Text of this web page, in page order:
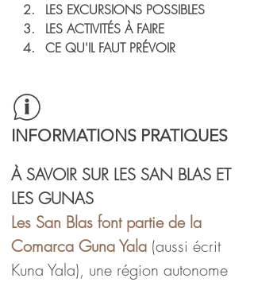
LES EXCURSIONS POSSIBLES
LES ACTIVITÉS À FAIRE
CE QU'IL FAUT PRÉVOIR
INFORMATIONS PRATIQUES
À SAVOIR SUR LES SAN BLAS ET
LES GUNAS
Les San Blas font partie de la
Comarca Guna Yala (aussi écrit
Kuna Yala), une région autonome